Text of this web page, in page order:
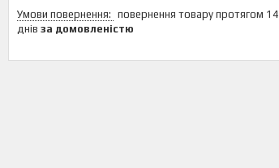
повернення товару протягом 14
днів за домовленістю